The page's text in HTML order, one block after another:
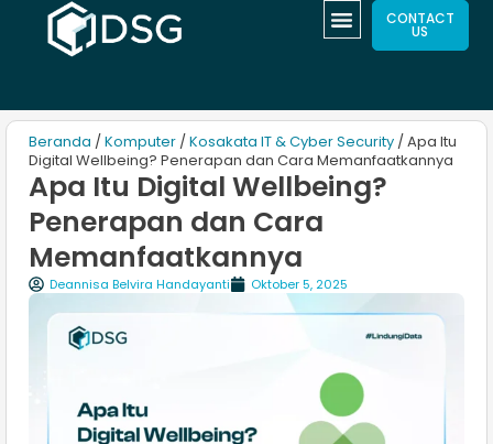
CONTACT
US
Beranda / Komputer / Kosakata IT & Cyber Security / Apa Itu
Digital Wellbeing? Penerapan dan Cara Memanfaatkannya
Apa Itu Digital Wellbeing?
Penerapan dan Cara
Memanfaatkannya
Deannisa Belvira Handayanti Oktober 5, 2025